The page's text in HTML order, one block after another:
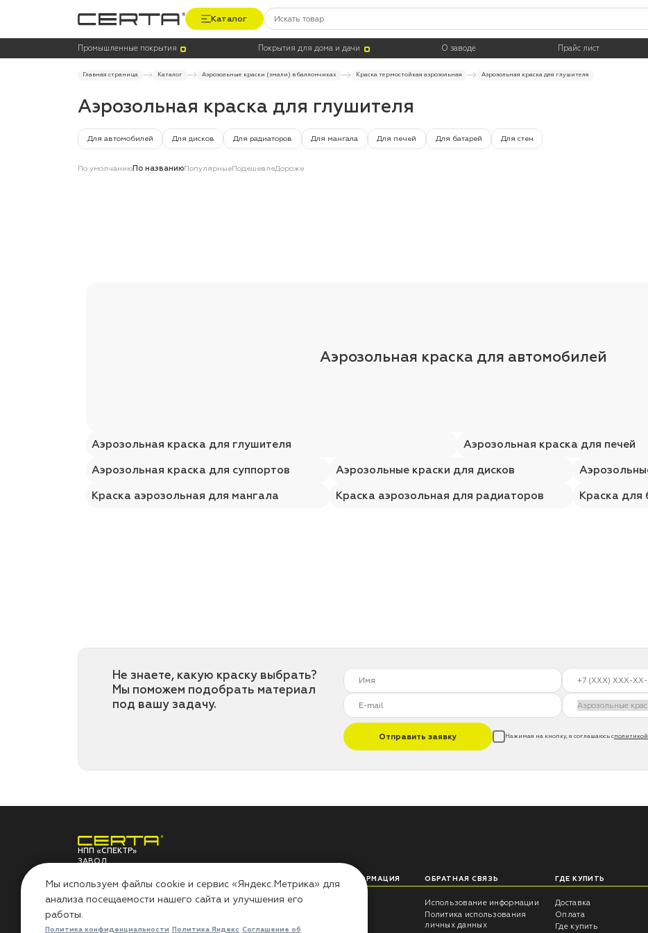
Каталог
Промышленные покрытия Покрытия для дома и дачи О заводе Прайс лист
Главная страница Каталог Аэрозольные краски (эмали) в баллончиках Краска термостойкая аэрозольная Аэрозольная краска для глушителя
Аэрозольная краска для глушителя
Для автомобилей Для дисков Для радиаторов Для мангала Для печей Для батарей Для стен
Термостойкость, до °C Цвет Тара
По умолчаниюПо названиюПопулярныеПодешевлеДороже
Аэрозольная краска для автомобилей
Аэрозольная краска для глушителя
Аэрозольная краска для печей
Аэрозольная краска для суппортов
Аэрозольные краски для дисков
Краска аэрозольная для мангала
Краска аэрозольная для радиаторов Краска для
Не знаете, какую краску выбрать?
Мы поможем подобрать материал
под вашу задачу.
Отправить заявку Нажимая на кнопку, я соглашаюсь с
НПП «СПЕКТР»
ЗАВОД
МАТЕРИАЛОВ
О ЗАВОДЕ
НПП «СПЕКТР»
Лаборатория
ПОЛЕЗНАЯ ИНФОРМАЦИЯ
Советы технолога
Вопросы -ответы
ОБРАТНАЯ СВЯЗЬ
Использование информации
Политика использования
личных данных
ГДЕ КУПИТЬ
Доставка
Оплата
Где купить
Мы используем файлы cookie и сервис «Яндекс.Метрика» для
анализа посещаемости нашего сайта и улучшения его
работы.
Политика конфиденциальности Политика Яндекс Соглашение об